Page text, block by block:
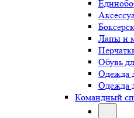
Лапы и
Обувь
Одежда
Одежда
Командный